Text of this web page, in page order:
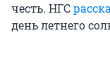
честь. НГС
день летнего